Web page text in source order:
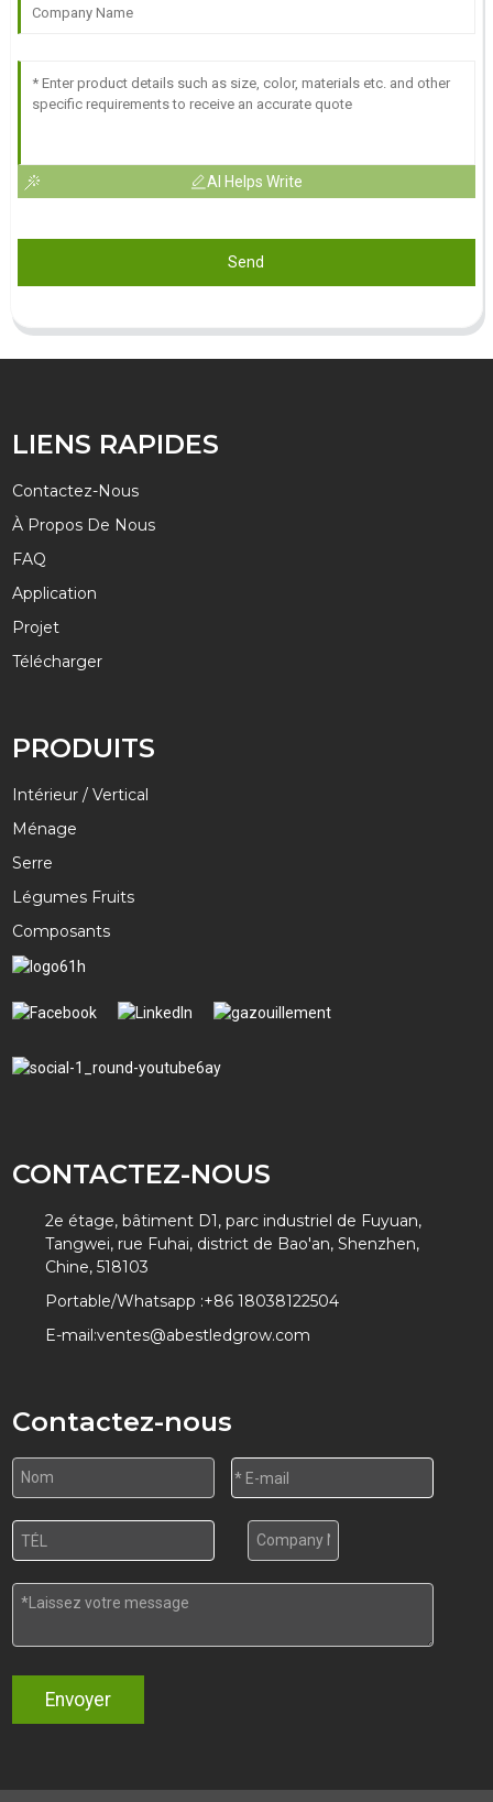
AI Helps Write
Send
LIENS RAPIDES
Contactez-Nous
À Propos De Nous
FAQ
Application
Projet
Télécharger
PRODUITS
Intérieur / Vertical
Ménage
Serre
Légumes Fruits
Composants
CONTACTEZ-NOUS
2e étage, bâtiment D1, parc industriel de Fuyuan,
Tangwei, rue Fuhai, district de Bao'an, Shenzhen,
Chine, 518103
Portable/Whatsapp :+86 18038122504
E-mail:ventes@abestledgrow.com
Contactez-nous
Envoyer